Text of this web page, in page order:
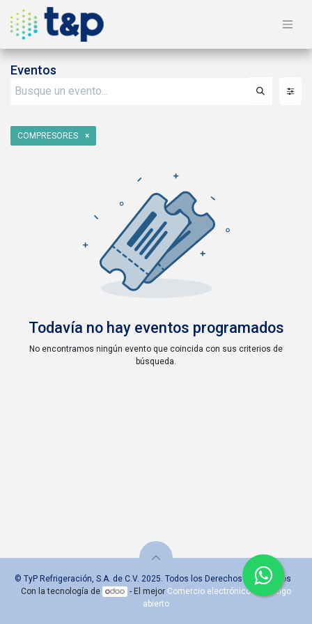
Eventos
COMPRESORES ×
Todavía no hay eventos programados
No encontramos ningún evento que coincida con sus criterios de
búsqueda.
© TyP Refrigeración, S.A. de C.V. 2025. Todos los Derechos Reservados
Con la tecnología de
- El mejor Comercio electrónico de código
abierto